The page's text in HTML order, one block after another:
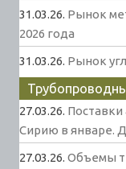
31.03.26. Рынок
2026 года
31.03.26. Рынок
27.03.26. Поставки
Сирию в январе.
27.03.26. Объемы